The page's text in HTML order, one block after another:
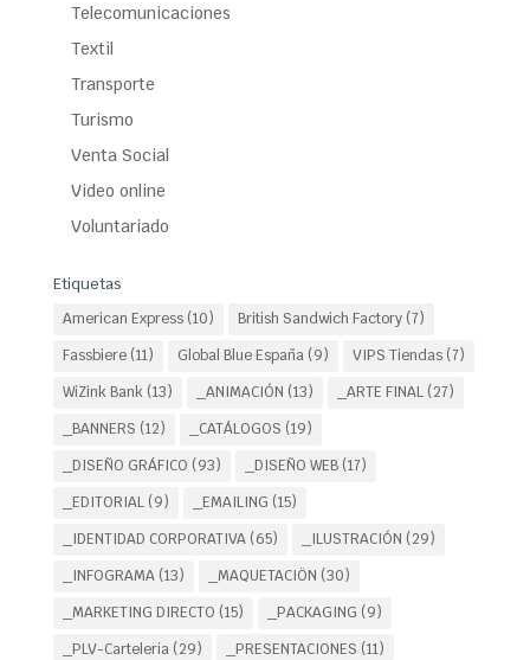
Telecomunicaciones
Textil
Transporte
Turismo
Venta Social
Video online
Voluntariado
Etiquetas
American Express(10) British Sandwich Factory(7)
Fassbiere(11) Global Blue España(9) VIPS Tiendas(7)
WiZink Bank(13) _ANIMACIÓN (13) _ARTE FINAL(27)
_BANNERS (12) _CATÁLOGOS (19)
_DISEÑO GRÁFICO (93) _DISEÑO WEB(17)
_EDITORIAL(9) _EMAILING (15)
_IDENTIDAD CORPORATIVA(65) _ILUSTRACIÓN (29)
_INFOGRAMA(13) _MAQUETACIÖN (30)
_MARKETING DIRECTO (15) _PACKAGING (9)
_PLV-Carteleria(29) _PRESENTACIONES (11)